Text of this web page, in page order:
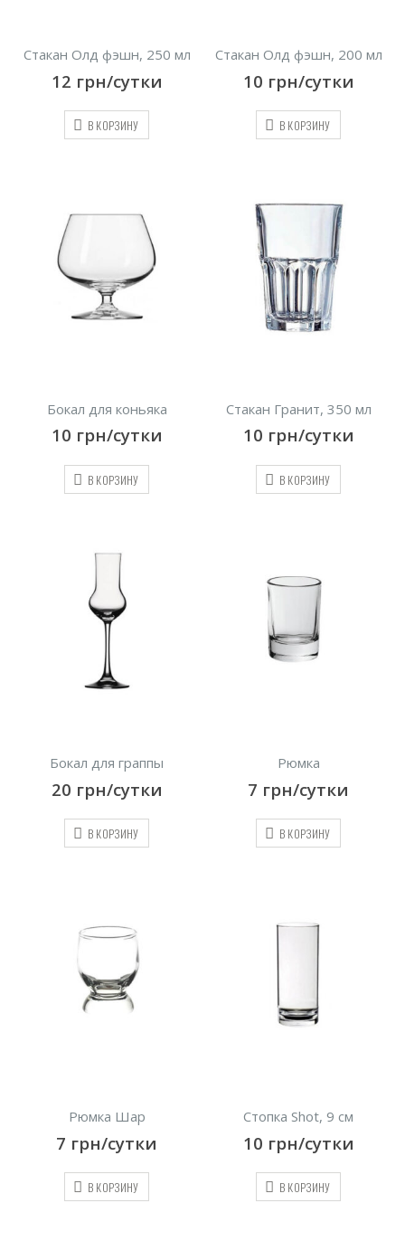
Стакан Олд фэшн, 250 мл
12 грн/сутки
В КОРЗИНУ
Стакан Олд фэшн, 200 мл
10 грн/сутки
В КОРЗИНУ
Бокал для коньяка
10 грн/сутки
В КОРЗИНУ
Стакан Гранит, 350 мл
10 грн/сутки
В КОРЗИНУ
Бокал для граппы
20 грн/сутки
В КОРЗИНУ
Рюмка
7 грн/сутки
В КОРЗИНУ
Рюмка Шар
7 грн/сутки
В КОРЗИНУ
Стопка Shot, 9 см
10 грн/сутки
В КОРЗИНУ